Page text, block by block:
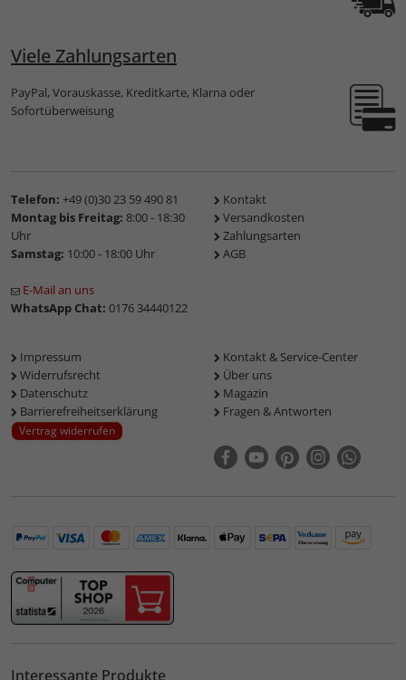
Viele Zahlungsarten
PayPal, Vorauskasse, Kreditkarte, Klarna oder
Sofortüberweisung
Telefon: +49 (0)30 23 59 490 81
Montag bis Freitag: 8:00 - 18:30
Uhr
Samstag: 10:00 - 18:00 Uhr
E-Mail an uns
WhatsApp Chat: 0176 34440122
Kontakt
Versandkosten
Zahlungsarten
AGB
Impressum
Widerrufsrecht
Datenschutz
Barrierefreiheitserklärung
Vertrag widerrufen
Kontakt & Service-Center
Über uns
Magazin
Fragen & Antworten
Interessante Produkte